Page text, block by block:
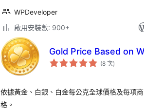
WPDeveloper
啟用安裝數: 900+
Gold Price Based on
(8 次評
分)
依據黃金、白銀、白金每公克全球價格及每項
格。